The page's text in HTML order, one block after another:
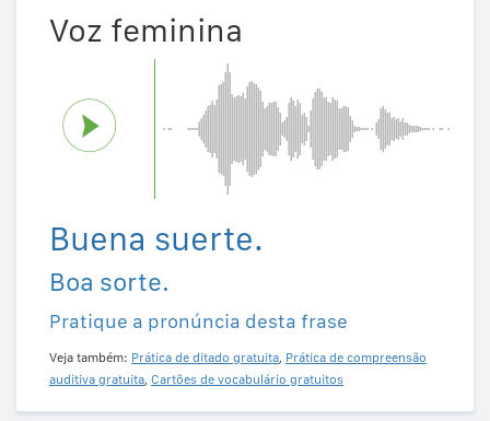
Voz feminina
Buena suerte.
Boa sorte.
Pratique a pronúncia desta frase
Veja também: Prática de ditado gratuita, Prática de compreensão
auditiva gratuita, Cartões de vocabulário gratuitos